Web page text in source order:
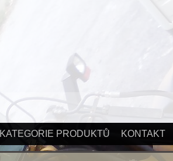
KATEGORIE PRODUKTŮ KONTAKT